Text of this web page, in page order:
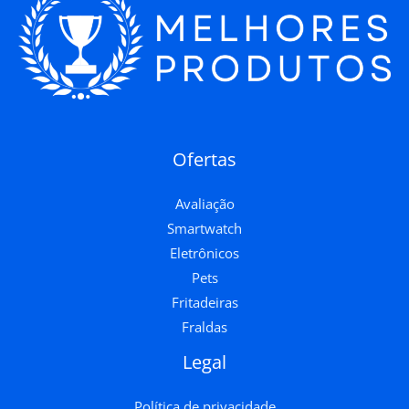
Ofertas
Avaliação
Smartwatch
Eletrônicos
Pets
Fritadeiras
Fraldas
Legal